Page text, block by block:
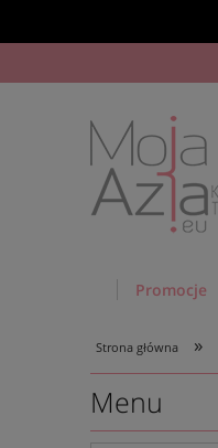
Promocje
Strona główna »
Menu